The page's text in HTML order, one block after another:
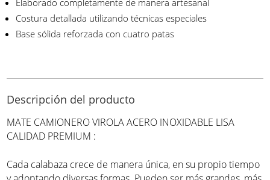
Costura detallada utilizando técnicas especiales
Base sólida reforzada con cuatro patas
Descripción del producto
MATE CAMIONERO VIROLA ACERO INOXIDABLE LISA
CALIDAD PREMIUM :
Cada calabaza crece de manera única, en su propio tiempo